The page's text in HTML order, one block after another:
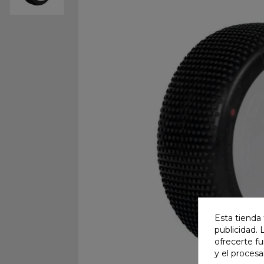
Esta tienda
publicidad.
ofrecerte
y el